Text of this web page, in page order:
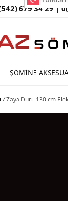
679 34 29 |
ŞÖMINE
/Zaya Duru 130 cm